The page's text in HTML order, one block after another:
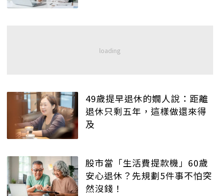
49歲提早退休的嫺人說：距離
退休只剩五年，這樣做還來得
及
股市當「生活費提款機」60歲
安心退休？先規劃5件事不怕突
然沒錢！